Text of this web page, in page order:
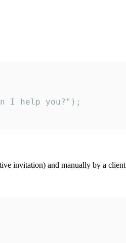
I help you?");
invitation) and manually by a client